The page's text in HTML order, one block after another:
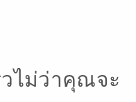
วไม่ว่าคุณจะ